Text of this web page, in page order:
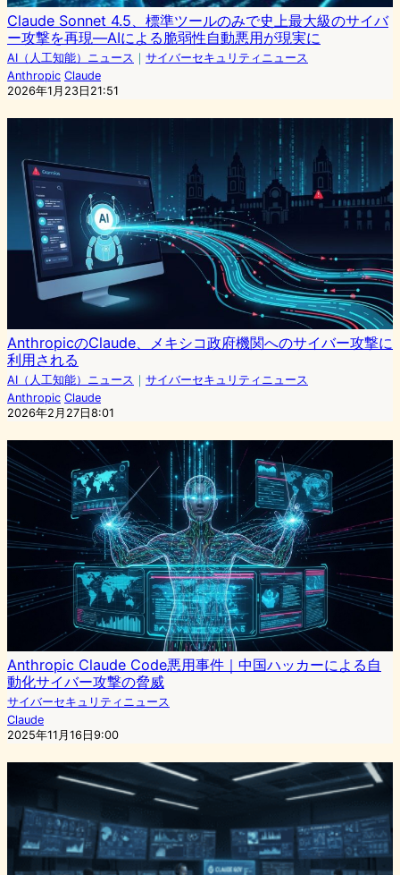
Claude Sonnet 4.5、標準ツールのみで史上最大級のサイバ
ー攻撃を再現—AIによる脆弱性自動悪用が現実に
AI（人工知能）ニュース ｜ サイバーセキュリティニュース
Anthropic Claude
2026年1月23日21:51
AnthropicのClaude、メキシコ政府機関へのサイバー攻撃に
利用される
AI（人工知能）ニュース ｜ サイバーセキュリティニュース
Anthropic Claude
2026年2月27日8:01
Anthropic Claude Code悪用事件｜中国ハッカーによる自
動化サイバー攻撃の脅威
サイバーセキュリティニュース
Claude
2025年11月16日9:00